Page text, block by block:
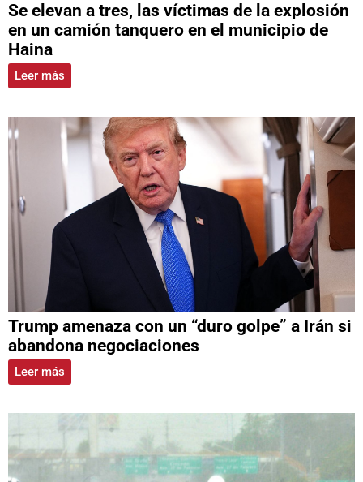
Se elevan a tres, las víctimas de la explosión
en un camión tanquero en el municipio de
Haina
Leer más
Trump amenaza con un “duro golpe” a Irán si
abandona negociaciones
Leer más